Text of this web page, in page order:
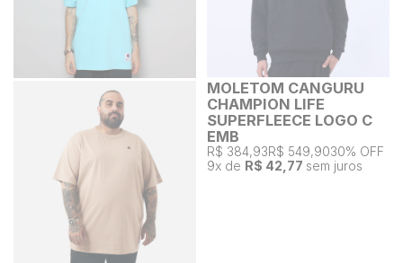
MOLETOM CANGURU
CHAMPION LIFE
SUPERFLEECE LOGO C
EMB
R$ 384,93R$ 549,9030% OFF
9x de R$ 42,77 sem juros